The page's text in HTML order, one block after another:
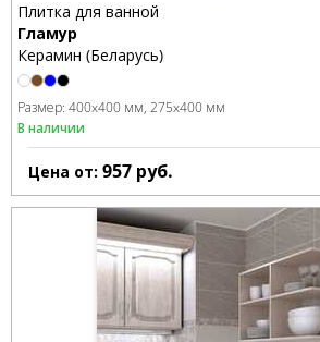
Плитка для ванной
Гламур
Керамин (Беларусь)
Размер: 400x400 мм 275x400 мм
В наличии
Цена от: 957 руб.